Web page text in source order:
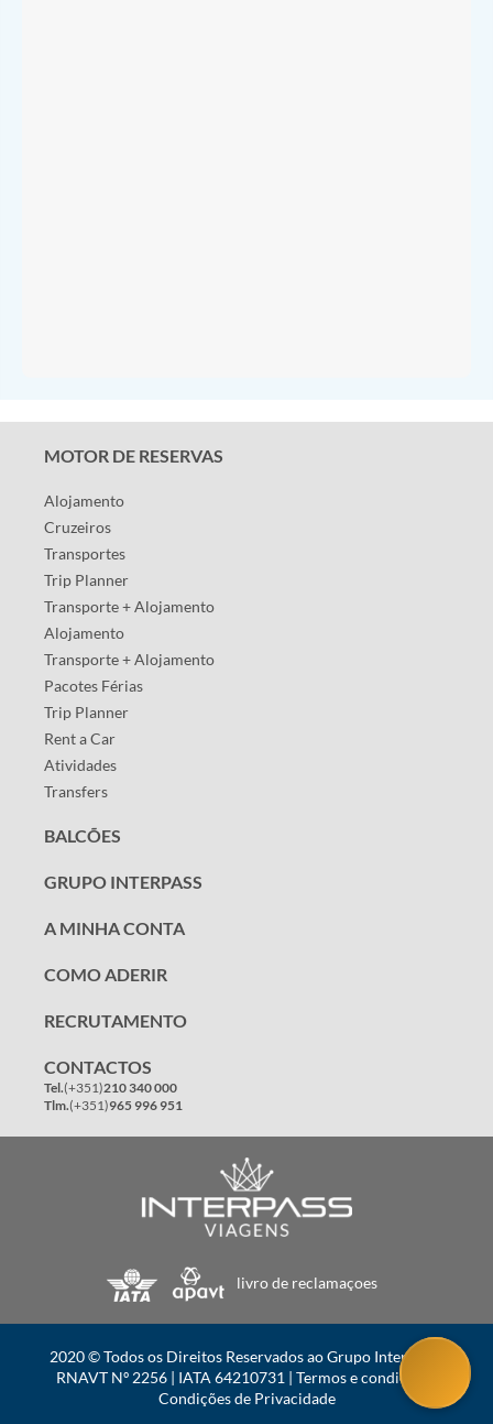
MOTOR DE RESERVAS
Alojamento
Cruzeiros
Transportes
Trip Planner
Transporte + Alojamento
Alojamento
Transporte + Alojamento
Pacotes Férias
Trip Planner
Rent a Car
Atividades
Transfers
BALCÕES
GRUPO INTERPASS
A MINHA CONTA
COMO ADERIR
RECRUTAMENTO
CONTACTOS
Tel.(+351)210 340 000
Tlm.(+351)965 996 951
livro de reclamaçoes
2020 © Todos os Direitos Reservados ao Grupo Interpass |
RNAVT Nº 2256 | IATA 64210731 | Termos e condições
Condições de Privacidade